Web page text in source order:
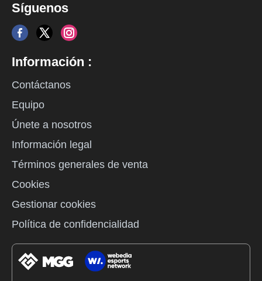
Síguenos
Información :
Contáctanos
Equipo
Únete a nosotros
Información legal
Términos generales de venta
Cookies
Gestionar cookies
Política de confidencialidad